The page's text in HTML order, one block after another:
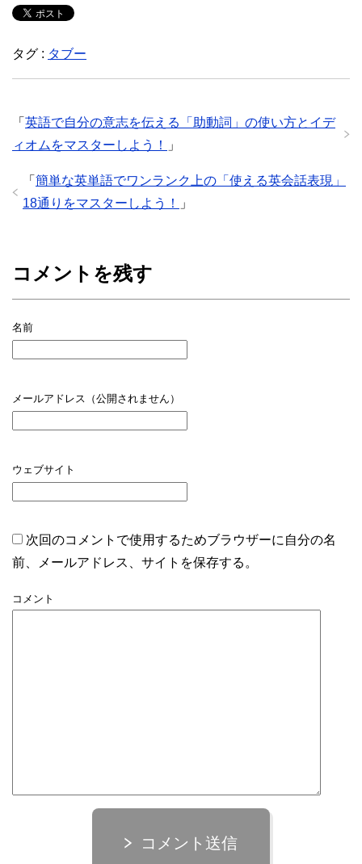
タグ : タブー
「 英語で自分の意志を伝える「助動詞」の使い方とイデ
ィオムをマスターしよう！
」
「 簡単な英単語でワンランク上の「使える英会話表現」
18通りをマスターしよう！
」
コメントを残す
名前
メールアドレス（公開されません）
ウェブサイト
次回のコメントで使用するためブラウザーに自分の名
前、メールアドレス、サイトを保存する。
コメント
コメント送信